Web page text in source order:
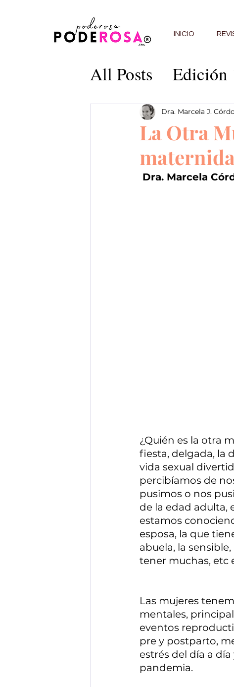
INICIO
All Posts Edición
Edición 5
Edición 9
La Otra
Dra. Marcela J.
Dra. Marcela
¿Quién es la otra
fiesta, delgada, la
vida sexual
percibíamos de
pusimos o nos
de la edad adulta,
estamos
esposa, la que
abuela, la
tener muchas, etc
Las mujeres
mentales,
eventos
pre y postparto,
estrés del día a
pandemia.